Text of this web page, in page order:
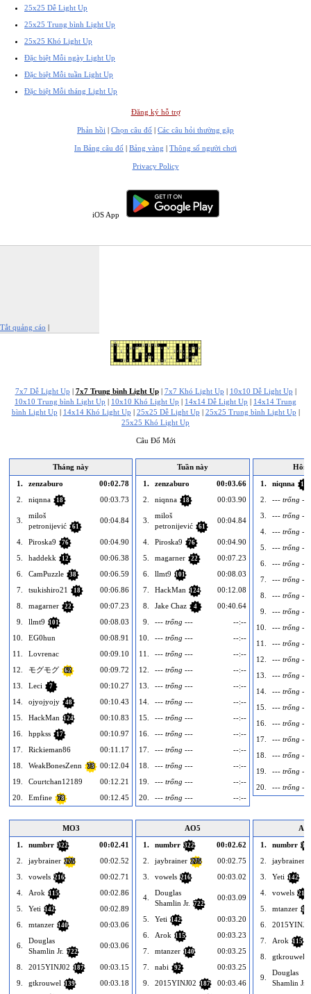
25x25 Dễ Light Up
25x25 Trung bình Light Up
25x25 Khó Light Up
Đặc biệt Mỗi ngày Light Up
Đặc biệt Mỗi tuần Light Up
Đặc biệt Mỗi tháng Light Up
Đăng ký hỗ trợ
Phản hồi | Chọn câu đố | Các câu hỏi thường gặp
In Bảng câu đố | Bảng vàng | Thông số người chơi
Privacy Policy
iOS App
Tắt quảng cáo |
7x7 Dễ Light Up 7x7 Trung bình Light Up| 7x7 Khó Light Up 10x10 Dễ Light Up
10x10 Trung bình Light Up
10x10 Khó Light Up 14x14 Dễ Light Up
14x14 Trung
bình Light Up
14x14 Khó Light Up 25x25 Dễ Light Up 25x25 Trung bình Light Up
25x25 Khó Light Up
Câu Đố Mới
Tháng này
1.
zenzaburo
00:02.78
2.
niqnna 18 00:03.73
3.
miloš
petronijević
61
00:04.84
4. Piroska9 76
00:04.90
5.
haddekk 12
00:06.38
6.
CamPuzzle 38
00:06.59
7.
tsukishiro21 18
00:06.86
8.
magarner 22
00:07.23
9.
llmt9 101
00:08.03
10.
EG0hun
00:08.91
11.
Lovrenac
00:09.10
12.
モグモグ 62
00:09.72
13.
Leci 7
00:10.27
14.
ojyojyojy 48
00:10.43
15.
HackMan 124
00:10.83
16.
hppkss 17
00:10.97
17.
Rickieman86
00:11.17
18.
WeakBonesZenn 73
00:12.04
19.
Courtchan12189
00:12.21
20.
Emfine 78 00:12.45
Tuần này
1.
zenzaburo
00:03.66
2.
niqnna 18 00:03.90
3.
miloš
petronijević
61
00:04.84
4. Piroska9 76
00:04.90
5.
magarner 22
00:07.23
6.
llmt9 101
00:08.03
7.
HackMan 124
00:12.08
8.
Jake Chaz 4
00:40.64
9.
--- trống ---
--:--
10.
--- trống ---
--:--
11.
--- trống ---
--:--
12.
--- trống ---
--:--
13.
--- trống ---
--:--
14.
--- trống ---
--:--
15.
--- trống ---
--:--
16.
--- trống ---
--:--
17.
--- trống ---
--:--
18.
--- trống ---
--:--
19.
--- trống ---
--:--
20.
--- trống --- --:--
Hôm
1.
niqnna 18
2.
--- trống ---
3.
--- trống ---
4.
--- trống ---
5.
--- trống ---
6.
--- trống ---
7.
--- trống ---
8.
--- trống ---
9.
--- trống ---
10.
--- trống ---
11.
--- trống ---
12.
--- trống ---
13.
--- trống ---
14.
--- trống ---
15.
--- trống ---
16.
--- trống ---
17.
--- trống ---
18.
--- trống ---
19.
--- trống ---
20.
--- trống ---
MO3
1.
numbrr 322
00:02.41
2.
jaybrainer 275
00:02.52
3.
vowels 216
00:02.71
4.
Arok 115
00:02.86
5.
Yeti 142
00:02.89
6.
mtanzer 140 00:03.06
6.
Douglas
Shamlin Jr.
722
00:03.06
8. 2015YINJ02 187
00:03.15
9.
gtkrouwel 139
00:03.18
AO5
1.
numbrr 322
00:02.62
2.
jaybrainer 275
00:02.75
3.
vowels 216 00:03.02
4.
Douglas
Shamlin Jr.
722
00:03.09
5. Yeti 142
00:03.20
6.
Arok 115
00:03.23
7.
mtanzer 140
00:03.25
7.
nabi 92
00:03.25
9.
2015YINJ02 187
00:03.46
1.
numbrr 322
2. jaybrainer
3. Yeti 142
4. vowels 216
5. mtanzer 140
6.
7.
Arok 115
8. gtkrouwel
9.
Douglas
Shamlin Jr.